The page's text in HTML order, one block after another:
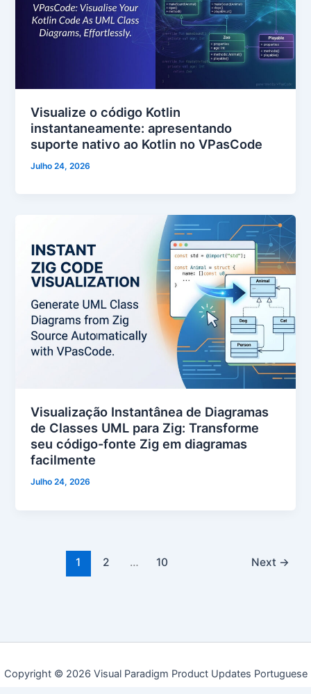
Visualize o código Kotlin
instantaneamente: apresentando
suporte nativo ao Kotlin no VPasCode
Julho 24, 2026
Visualização Instantânea de Diagramas
de Classes UML para Zig: Transforme
seu código-fonte Zig em diagramas
facilmente
Julho 24, 2026
1 2 … 10 Next →
Copyright © 2026 Visual Paradigm Product Updates Portuguese